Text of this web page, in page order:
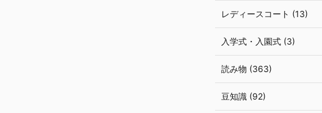
レディースコート (13)
入学式・入園式 (3)
読み物 (363)
豆知識 (92)